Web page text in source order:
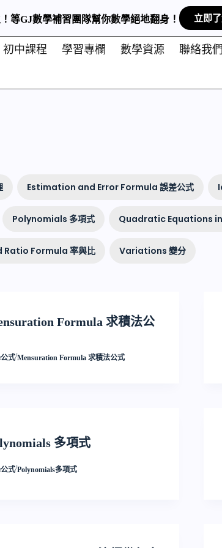
等GJ數學補習團隊幫你數學絕地翻身！ 立即
初中課程 學習專欄 數學資源 聯絡我們
Estimation and Error Formula 誤差公式
Polynomials 多項式 Quadratic Equations in
Ratio Formula 率與比 Variations 變分
Formula 求積法公
式/Mensuration Formula 求積法公式
多項式
式/Polynomials多項式